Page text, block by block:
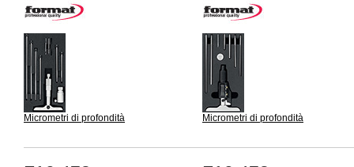
Micrometri di profondità Micrometri di profondità